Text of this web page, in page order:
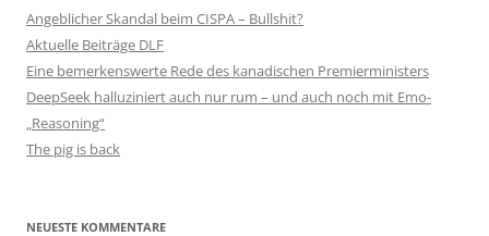
Angeblicher Skandal beim CISPA – Bullshit?
Aktuelle Beiträge DLF
Eine bemerkenswerte Rede des kanadischen Premierministers
DeepSeek halluziniert auch nur rum – und auch noch mit Emo-
„Reasoning“
The pig is back
NEUESTE KOMMENTARE